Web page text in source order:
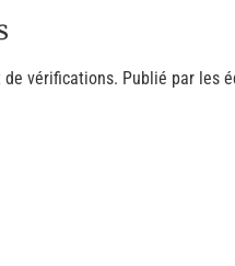
vérifications. Publié par les